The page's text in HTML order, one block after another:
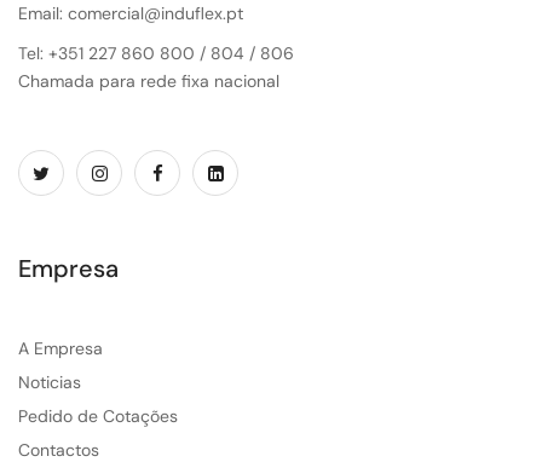
Email: comercial@induflex.pt
Tel: +351 227 860 800 / 804 / 806
Chamada para rede fixa nacional
Empresa
A Empresa
Noticias
Pedido de Cotações
Contactos